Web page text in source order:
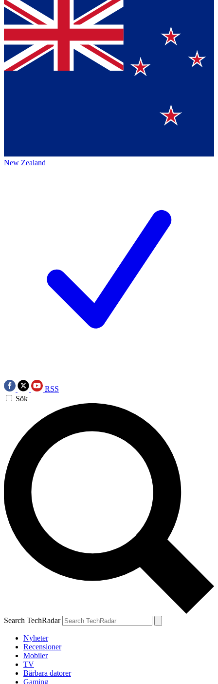
New Zealand
RSS
Sök
Search TechRadar
Nyheter
Recensioner
Mobiler
TV
Bärbara datorer
Gaming